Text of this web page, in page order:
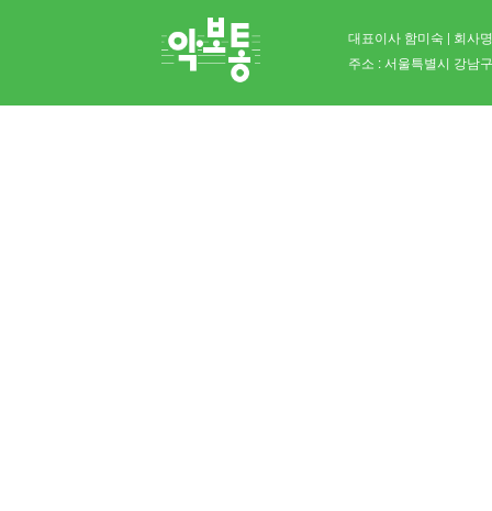
대표이사 함미숙 | 회사
주소 : 서울특별시 강남